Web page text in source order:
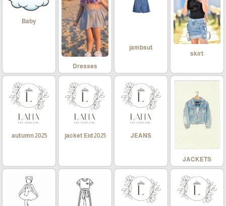
skirt
jambsut
Dresses
Baby
JACKETS
JEANS
jacket Eid 2025
autumn 2025